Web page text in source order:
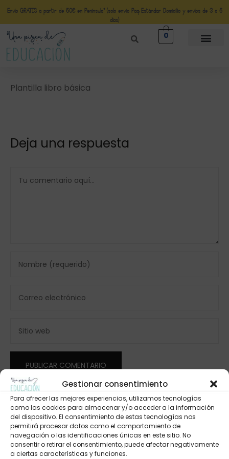
Gestionar consentimiento
Para ofrecer las mejores experiencias, utilizamos tecnologías
como las cookies para almacenar y/o acceder a la información
del dispositivo. El consentimiento de estas tecnologías nos
permitirá procesar datos como el comportamiento de
navegación o las identificaciones únicas en este sitio. No
consentir o retirar el consentimiento, puede afectar negativamente
a ciertas características y funciones.
Envío GRATIS a partir de 50€ en Península* (solo envio Paq Estándar Domicilio y envíos de 3 a 5
días)
0
Plantilla libro básica
Deja una respuesta